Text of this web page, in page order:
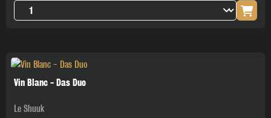
Vin Blanc - Das Duo
Le Shuuk